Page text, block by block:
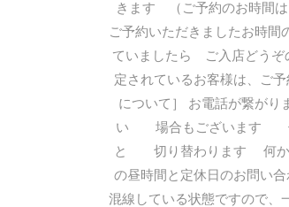
きます （ご予約のお時間
ご予約いただきましたお時
ていましたら ご入店どうぞ
定されているお客様は、ご
について］ お電話が繋が
い 場合もございます 何
と 切り替わります 何かわ
の昼時間と定休日のお問い
混線している状態ですので、